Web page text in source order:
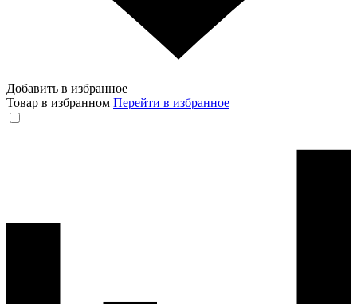
Добавить в избранное
Товар в избранном Перейти в избранное